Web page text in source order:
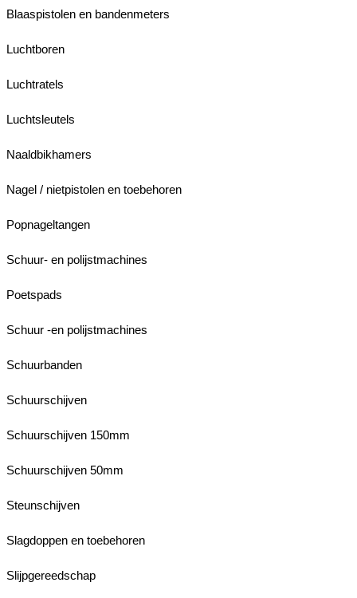
Blaaspistolen en bandenmeters
Luchtboren
Luchtratels
Luchtsleutels
Naaldbikhamers
Nagel / nietpistolen en toebehoren
Popnageltangen
Schuur- en polijstmachines
Poetspads
Schuur -en polijstmachines
Schuurbanden
Schuurschijven
Schuurschijven 150mm
Schuurschijven 50mm
Steunschijven
Slagdoppen en toebehoren
Slijpgereedschap